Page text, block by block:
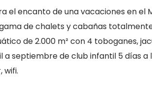
el encanto de una vacaciones en el
de chalets y cabañas
de 2.000 m² con 4 toboganes,
septiembre de club infantil 5 días a
wifi.